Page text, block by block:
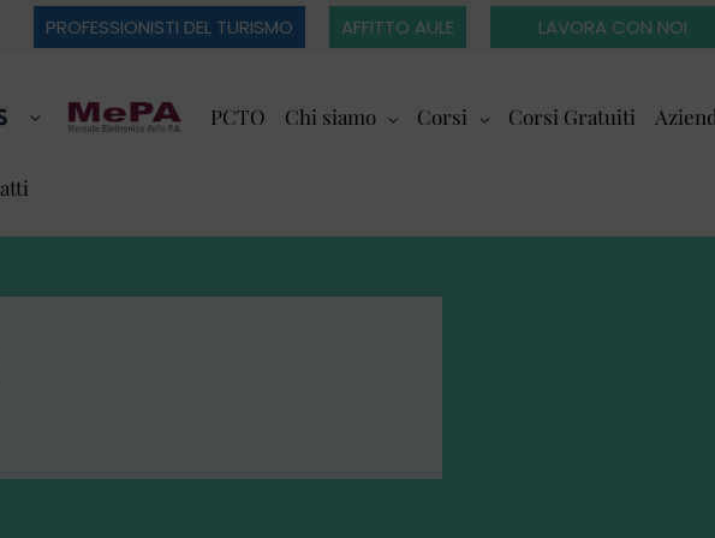
PROFESSIONISTI DEL TURISMO AFFITTO AULE LAVORA CON NOI
PCTO Chi siamo Corsi Corsi Gratuiti